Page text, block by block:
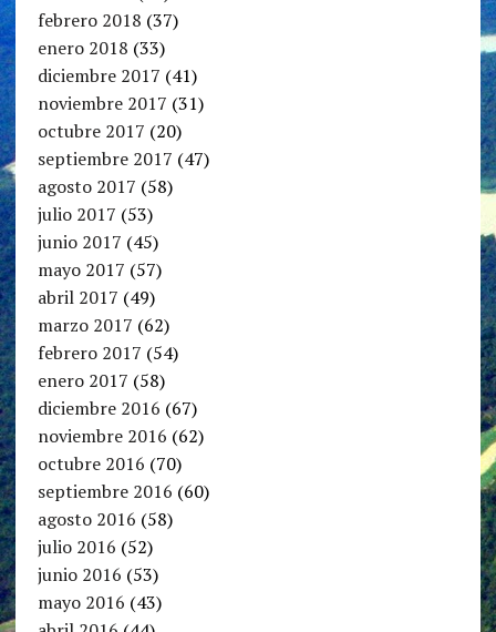
febrero 2018 (37)
enero 2018 (33)
diciembre 2017 (41)
noviembre 2017 (31)
octubre 2017 (20)
septiembre 2017 (47)
agosto 2017 (58)
julio 2017 (53)
junio 2017 (45)
mayo 2017 (57)
abril 2017 (49)
marzo 2017 (62)
febrero 2017 (54)
enero 2017 (58)
diciembre 2016 (67)
noviembre 2016 (62)
octubre 2016 (70)
septiembre 2016 (60)
agosto 2016 (58)
julio 2016 (52)
junio 2016 (53)
mayo 2016 (43)